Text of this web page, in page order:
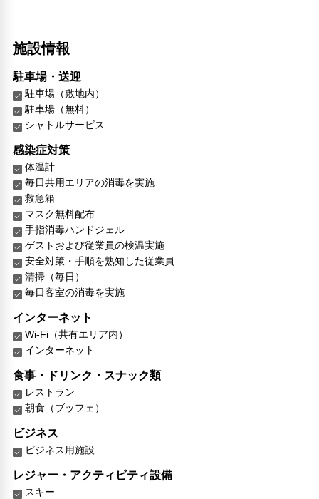
施設情報
駐車場・送迎
駐車場（敷地内）
駐車場（無料）
シャトルサービス
感染症対策
体温計
毎日共用エリアの消毒を実施
救急箱
マスク無料配布
手指消毒ハンドジェル
ゲストおよび従業員の検温実施
安全対策・手順を熟知した従業員
清掃（毎日）
毎日客室の消毒を実施
インターネット
Wi-Fi（共有エリア内）
インターネット
食事・ドリンク・スナック類
レストラン
朝食（ブッフェ）
ビジネス
ビジネス用施設
レジャー・アクティビティ設備
スキー